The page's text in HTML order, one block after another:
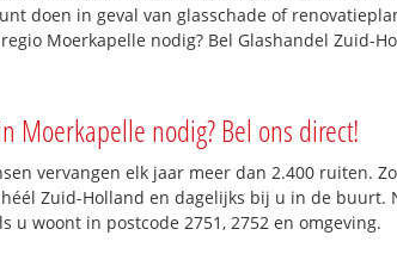
doen in geval van glasschade of
Moerkapelle nodig? Bel Glashandel Zuid-
Moerkapelle nodig? Bel ons direct!
vervangen elk jaar meer dan 2.400 ruiten.
Zuid-Holland en dagelijks bij u in de buurt.
u woont in postcode 2751, 2752 en omgeving.